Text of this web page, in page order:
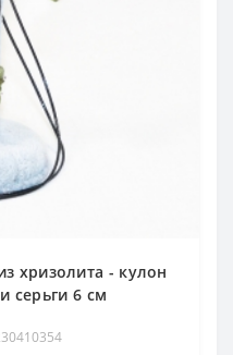
хризолита - кулон
серьги 6 см